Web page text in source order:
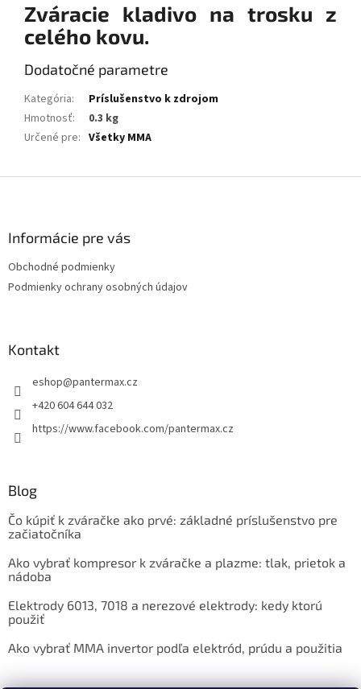
Zváracie kladivo na trosku z
celého kovu.
Dodatočné parametre
Kategória:
Príslušenstvo k zdrojom
Hmotnosť:
0.3 kg
Určené pre: Všetky MMA
Informácie pre vás
Obchodné podmienky
Podmienky ochrany osobných údajov
Kontakt
eshop@pantermax.cz
+420 604 644 032
https://www.facebook.com/pantermax.cz
Blog
Čo kúpiť k zváračke ako prvé: základné príslušenstvo pre
začiatočníka
Ako vybrať kompresor k zváračke a plazme: tlak, prietok a
nádoba
Elektrody 6013, 7018 a nerezové elektrody: kedy ktorú
použiť
Ako vybrať MMA invertor podľa elektród, prúdu a použitia